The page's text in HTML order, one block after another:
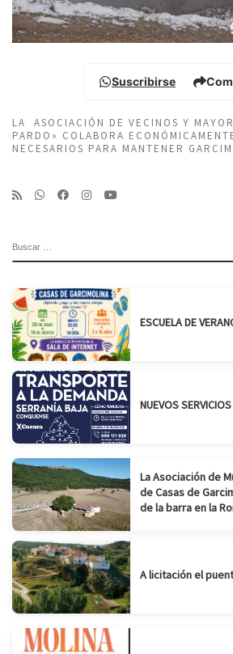
Suscribirse
LA ASOCIACIÓN DE VECINOS Y
PARDO» COLABORA
NECESARIOS PARA MANTENER
ESCUELA DE
NUEVOS
La Asociación de
de Casas de
de la barra en la
A licitación el